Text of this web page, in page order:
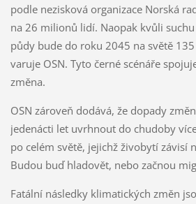
podle nezisková organizace Norská
na 26 milionů lidí. Naopak kvůli
půdy bude do roku 2045 na světě
varuje OSN. Tyto černé scénáře
změna.
OSN zároveň dodává, že dopady
jedenácti let uvrhnout do chudoby
po celém světě, jejichž živobytí závisí
Budou buď hladovět, nebo začnou
Fatální následky klimatických změn